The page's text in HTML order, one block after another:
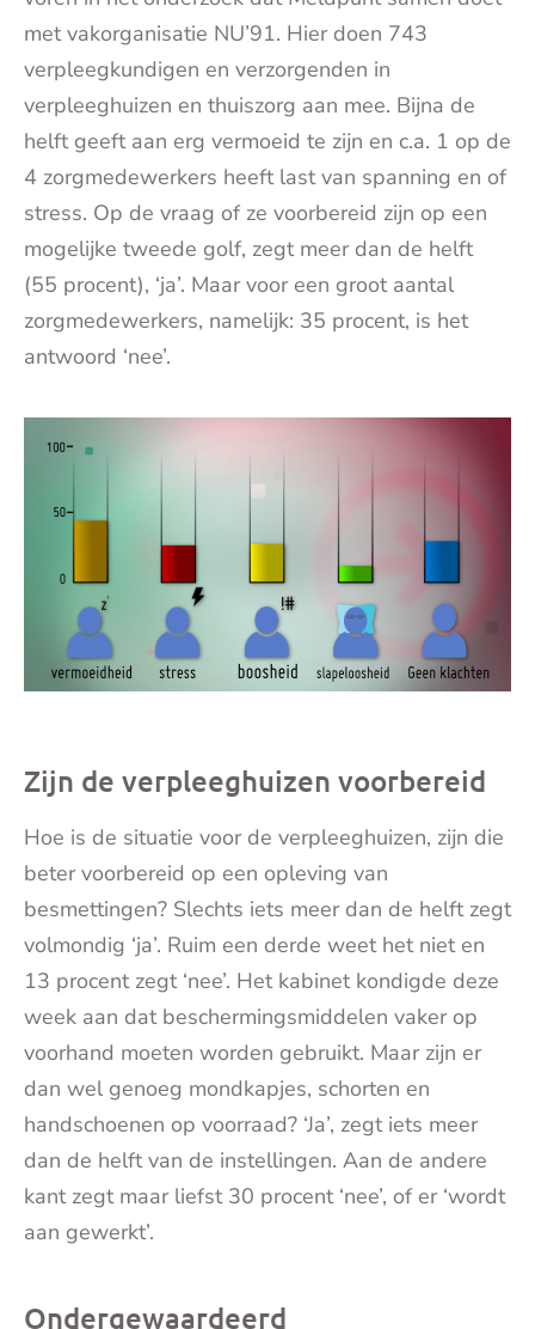
met vakorganisatie NU’91. Hier doen 743
verpleegkundigen en verzorgenden in
verpleeghuizen en thuiszorg aan mee. Bijna de
helft geeft aan erg vermoeid te zijn en c.a. 1 op de
4 zorgmedewerkers heeft last van spanning en of
stress. Op de vraag of ze voorbereid zijn op een
mogelijke tweede golf, zegt meer dan de helft
(55 procent), ‘ja’. Maar voor een groot aantal
zorgmedewerkers, namelijk: 35 procent, is het
antwoord ‘nee’.
Zijn de verpleeghuizen voorbereid
Hoe is de situatie voor de verpleeghuizen, zijn die
beter voorbereid op een opleving van
besmettingen? Slechts iets meer dan de helft zegt
volmondig ‘ja’. Ruim een derde weet het niet en
13 procent zegt ‘nee’. Het kabinet kondigde deze
week aan dat beschermingsmiddelen vaker op
voorhand moeten worden gebruikt. Maar zijn er
dan wel genoeg mondkapjes, schorten en
handschoenen op voorraad? ‘Ja’, zegt iets meer
dan de helft van de instellingen. Aan de andere
kant zegt maar liefst 30 procent ‘nee’, of er ‘wordt
aan gewerkt’.
Ondergewaardeerd